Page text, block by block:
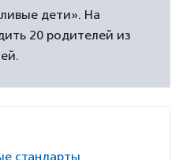
дети». На
20 родителей из
стандарты